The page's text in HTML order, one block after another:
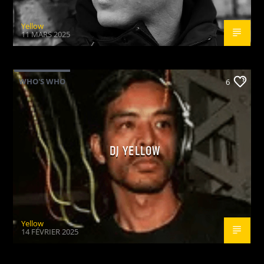
Yellow
11 MARS 2025
WHO'S WHO 6
DJ YELLOW
Yellow
14 FÉVRIER 2025